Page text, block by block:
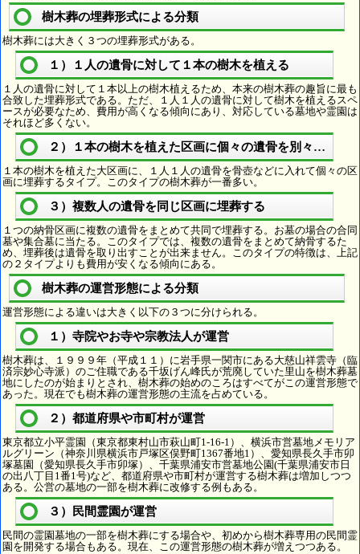
樹木葬の埋葬形式による分類
樹木葬には大きく３つの埋葬形式がある。
１）１人の遺骨に対して１本の樹木を植える
１人の遺骨に対して１本以上の樹木植えるため、本来の樹木葬の趣旨に最も
合致した埋葬形式である。ただ、１人１人の遺骨に対して樹木を植えるスペ
ースが必要なため、費用が高くなる傾向にあり、対応している墓地や霊園は
それほど多くない。
２）１本の樹木を植えた区画に個々の遺骨を別々に埋葬
１本の樹木を植えた大区画に、１人１人の遺骨を骨壺などに入れて個々の区
画に埋葬するタイプ。このタイプの樹木葬が一番多い。
３）複数人の遺骨を同じ区画に埋葬する
１つの納骨区画に複数の遺骨をまとめて共同で埋葬する。お墓の場合の合同
墓や集合墓に当たる。このタイプでは、複数の遺骨をまとめて納骨するた
め、埋葬後は遺骨を取り出すことが出来ません。このタイプの特徴は、上記
の２タイプよりも費用が安くなる傾向にある。
樹木葬の運営形態による分類
運営形態による違いは大きく以下の３つに分けられる。
１）寺院やお寺や宗教法人が運営
樹木葬は、１９９９年（平成１１）に岩手県一関市にある大慈山祥雲寺（臨
済宗妙心寺派）のご住職である千坂げん峰氏が荒廃していた里山を樹木葬墓
地にしたのが始まりとされ、樹木葬の始めのころはすべてがこの運営形態で
あった。現在でも樹木葬の運営形態の主流を占めている。
２）都道府県や市町村が運営
東京都立小平霊園（東京都東村山市萩山町1-16-1）、横浜市営墓地メモリア
ルグリーン（神奈川県横浜市戸塚区俣野町1367番地1）、愛知県長久手市卯
塚墓園（愛知県長久手市卯塚）、千葉県浦安市営墓地公園(千葉県浦安市日
の出八丁目1番1号)など、都道府県や市町村が運営する樹木葬は増加しつつ
ある。公営の墓地の一部を樹木葬に改修する例もある。
３）民間霊園が運営
民間の霊園墓地の一部を樹木葬にする場合や、初めから樹木葬専用の民間霊
園を開発する場合もある。現在、この運営形態の樹木葬が増えつつある。